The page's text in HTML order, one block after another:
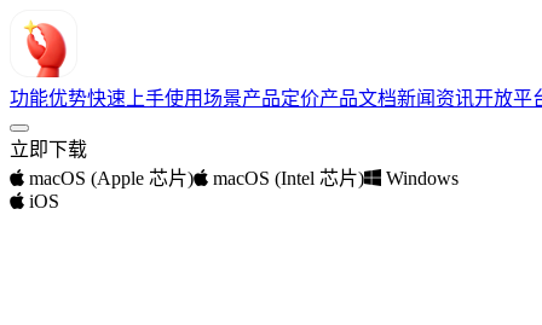
功能优势快速上手使用场景产品定价产品文档新闻资讯开放平
立即下载
macOS (Apple 芯片)
macOS (Intel 芯片)
Windows
iOS